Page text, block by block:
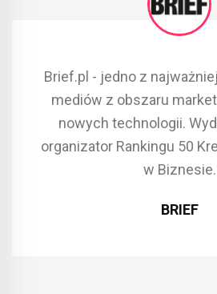
Brief.pl - jedno z
mediów z obszaru
nowych technologii.
organizator Rankingu 50
w Biznesie.
BRIEF